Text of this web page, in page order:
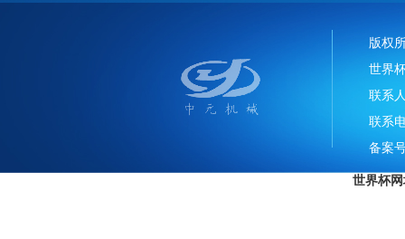
版权
世界
联系
联系
备案
世界杯